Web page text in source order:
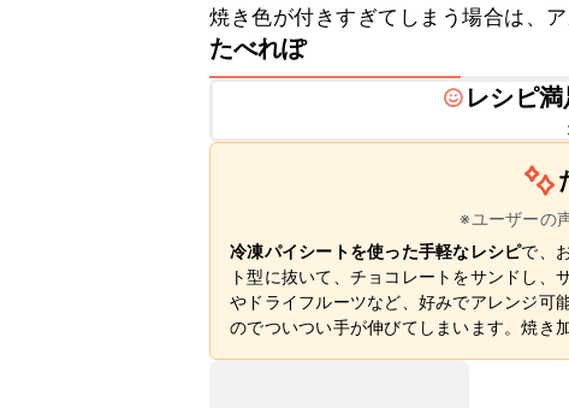
焼き色が付きすぎてしまう場合は、
たべれぽ
レシピ
※ユーザーの
冷凍パイシートを使った手軽なレシピで、
ト型に抜いて、チョコレートをサンドし
やドライフルーツなど、好みでアレンジ可
のでついつい手が伸びてしまいます。焼き